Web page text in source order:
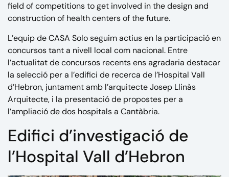
field of competitions to get involved in the design and
construction of health centers of the future.
L’equip de CASA Solo seguim actius en la participació en
concursos tant a nivell local com nacional. Entre
l’actualitat de concursos recents ens agradaria destacar
la selecció per a l’edifici de recerca de l’Hospital Vall
d’Hebron, juntament amb l’arquitecte Josep Llinàs
Arquitecte, i la presentació de propostes per a
l’ampliació de dos hospitals a Cantàbria.
Edifici d’investigació de
l’Hospital Vall d’Hebron